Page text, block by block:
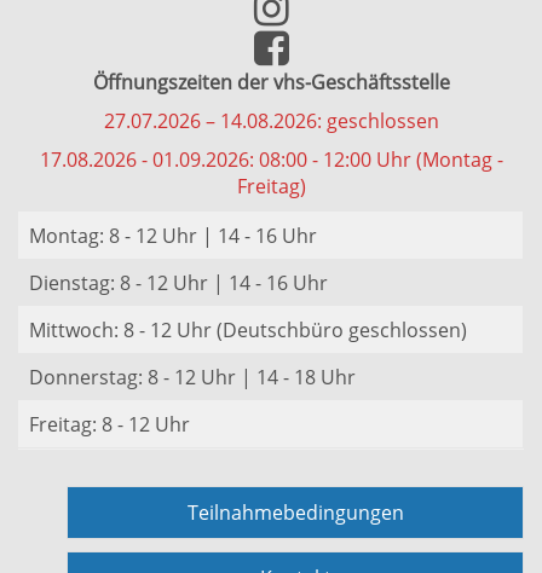
Öffnungszeiten der vhs-Geschäftsstelle
27.07.2026 – 14.08.2026: geschlossen
17.08.2026 - 01.09.2026: 08:00 - 12:00 Uhr (Montag -
Freitag)
Montag: 8 - 12 Uhr | 14 - 16 Uhr
Dienstag: 8 - 12 Uhr | 14 - 16 Uhr
Mittwoch: 8 - 12 Uhr (Deutschbüro geschlossen)
Donnerstag: 8 - 12 Uhr | 14 - 18 Uhr
Freitag: 8 - 12 Uhr
Teilnahmebedingungen